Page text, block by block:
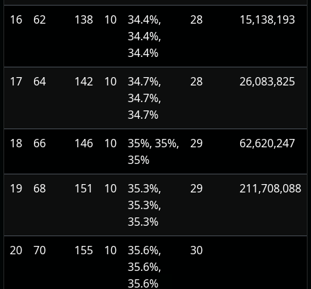
16 62 138 10
34.4%,
34.4%,
34.4%
28 15,138,193
17 64 142 10
34.7%,
34.7%,
34.7%
28 26,083,825
18 66 146 10
35%, 35%,
35%
29 62,620,247
19 68 151 10
35.3%,
35.3%,
35.3%
29 211,708,088
20 70 155 10
35.6%,
35.6%,
35.6%
30